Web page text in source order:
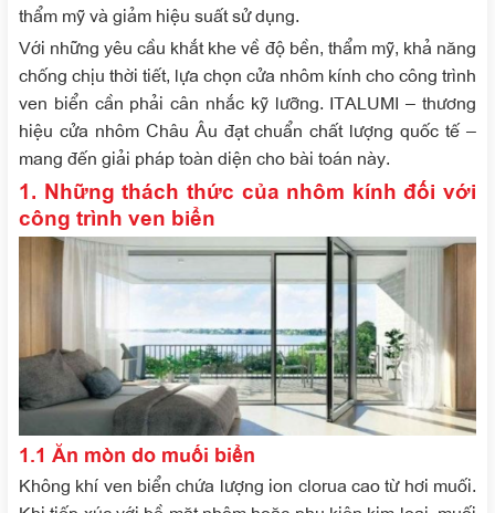
thẩm mỹ và giảm hiệu suất sử dụng.
Với những yêu cầu khắt khe về độ bền, thẩm mỹ, khả năng
chống chịu thời tiết, lựa chọn cửa nhôm kính cho công trình
ven biển cần phải cân nhắc kỹ lưỡng. ITALUMI – thương
hiệu cửa nhôm Châu Âu đạt chuẩn chất lượng quốc tế –
mang đến giải pháp toàn diện cho bài toán này.
1. Những thách thức của nhôm kính đối với
công trình ven biển
1.1 Ăn mòn do muối biển
Không khí ven biển chứa lượng ion clorua cao từ hơi muối.